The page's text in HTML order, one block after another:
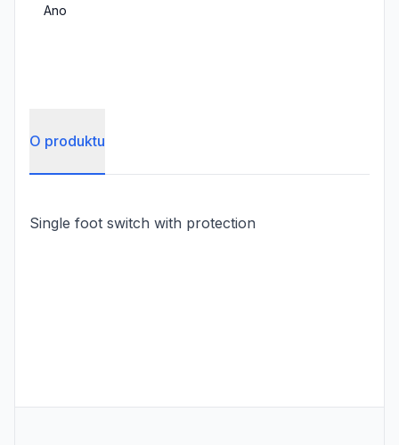
Ano
O produktu
Single foot switch with protection